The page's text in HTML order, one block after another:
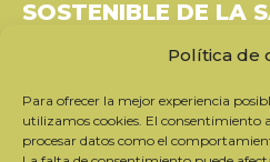
Política de
Para ofrecer la mejor experiencia
utilizamos cookies. El consentimiento
procesar datos como el
SOSTENIBLE DE LA
Bâtiment Le Rubixco, 1 rue
Tel: 06 26 49 36 81 -